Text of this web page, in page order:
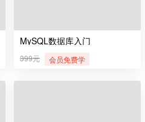
MySQL数据库入门
399元 会员免费学